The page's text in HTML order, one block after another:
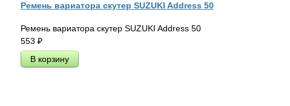
Ремень вариатора скутер SUZUKI Address 50
Ремень вариатора скутер SUZUKI Address 50
553 ₽